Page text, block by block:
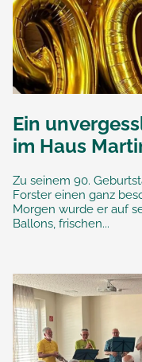
Ein
im Haus
Zu seinem 90.
Forster einen ganz
Morgen wurde er auf
Ballons, frischen...